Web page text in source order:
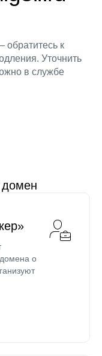
обратитесь к
Уточнить
в службе
домен
о